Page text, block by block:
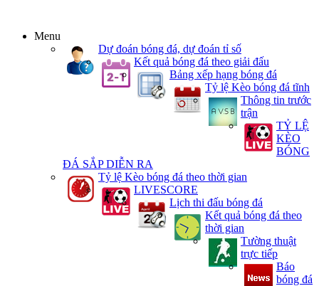
Menu
Dự đoán bóng đá, dự đoán tỉ số
Kết quả bóng đá theo giải đấu
Bảng xếp hạng bóng đá
Tỷ lệ Kèo bóng đá tĩnh
Thông tin trước
trận
TỶ LỆ
KÈO
BÓNG
ĐÁ SẮP DIỄN RA
Tỷ lệ Kèo bóng đá theo thời gian
LIVESCORE
Lịch thi đấu bóng đá
Kết quả bóng đá theo
thời gian
Tường thuật
trực tiếp
Báo
bóng đá